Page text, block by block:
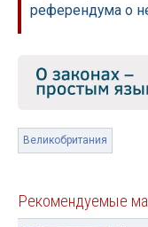
референдума о
Великобритания
Рекомендуемые